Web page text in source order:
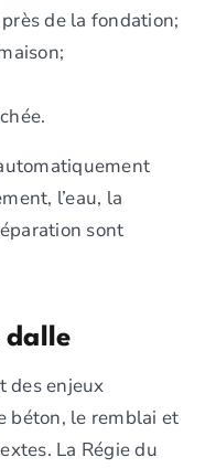
de la fondation;
l’eau, la
sont
dalle
des enjeux
béton, le remblai et
La Régie du